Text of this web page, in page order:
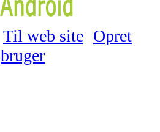
Til web site Opret
bruger